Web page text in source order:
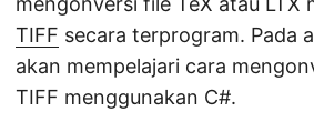
TIFF secara terprogram. Pada
akan mempelajari cara
TIFF menggunakan C#.